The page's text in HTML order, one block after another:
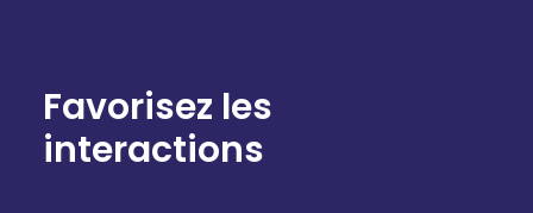
Favorisez les
interactions